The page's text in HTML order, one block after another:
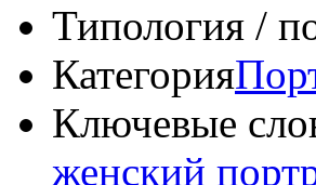
Типология /
Категория
Ключевые
женский